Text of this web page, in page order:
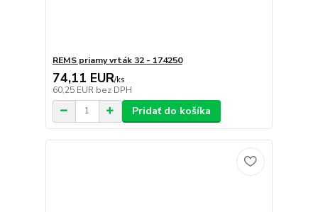
REMS priamy vrták 32 - 174250
74,11 EUR/ks
60,25 EUR bez DPH
Pridať do košíka